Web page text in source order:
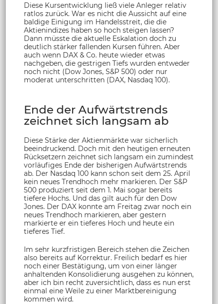
Diese Kursentwicklung ließ viele Anleger relativ
ratlos zurück. War es nicht die Aussicht auf eine
baldige Einigung im Handelsstreit, die die
Aktienindizes haben so hoch steigen lassen?
Dann müsste die aktuelle Eskalation doch zu
deutlich stärker fallenden Kursen führen. Aber
auch wenn DAX & Co. heute wieder etwas
nachgeben, die gestrigen Tiefs wurden entweder
noch nicht (Dow Jones, S&P 500) oder nur
moderat unterschritten (DAX, Nasdaq 100).
Ende der Aufwärtstrends
zeichnet sich langsam ab
Diese Stärke der Aktienmärkte war sicherlich
beeindruckend. Doch mit den heutigen erneuten
Rücksetzern zeichnet sich langsam ein zumindest
vorläufiges Ende der bisherigen Aufwärtstrends
ab. Der Nasdaq 100 kann schon seit dem 25. April
kein neues Trendhoch mehr markieren. Der S&P
500 produziert seit dem 1. Mai sogar bereits
tiefere Hochs. Und das gilt auch für den Dow
Jones. Der DAX konnte am Freitag zwar noch ein
neues Trendhoch markieren, aber gestern
markierte er ein tieferes Hoch und heute ein
tieferes Tief.
Im sehr kurzfristigen Bereich stehen die Zeichen
also bereits auf Korrektur. Freilich bedarf es hier
noch einer Bestätigung, um von einer länger
anhaltenden Konsolidierung ausgehen zu können,
aber ich bin recht zuversichtlich, dass es nun erst
einmal eine Weile zu einer Marktbereinigung
kommen wird.